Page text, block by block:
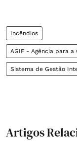
Incêndios
AGIF - Agência para a
Sistema de Gestão
Artigos